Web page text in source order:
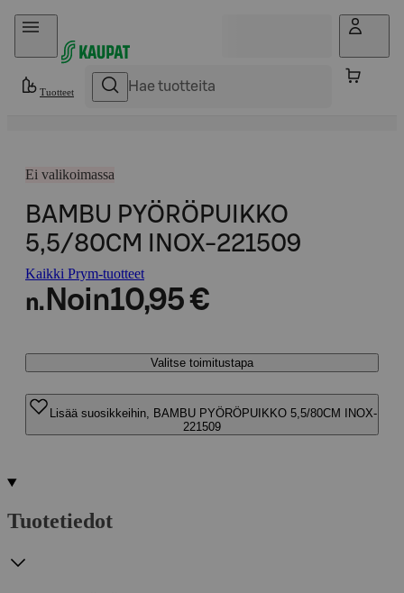
Hyppää sisältöön
Tuotteet
Ei valikoimassa
BAMBU PYÖRÖPUIKKO
5,5/80CM INOX-221509
Kaikki Prym-tuotteet
n. Noin10,95 €
Valitse toimitustapa
Lisää suosikkeihin, BAMBU PYÖRÖPUIKKO 5,5/80CM INOX-
221509
Tuotetiedot